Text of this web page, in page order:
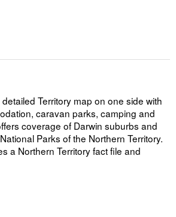
Territory map on one side with
caravan parks, camping and
coverage of Darwin suburbs and
Parks of the Northern Territory.
a Northern Territory fact file and